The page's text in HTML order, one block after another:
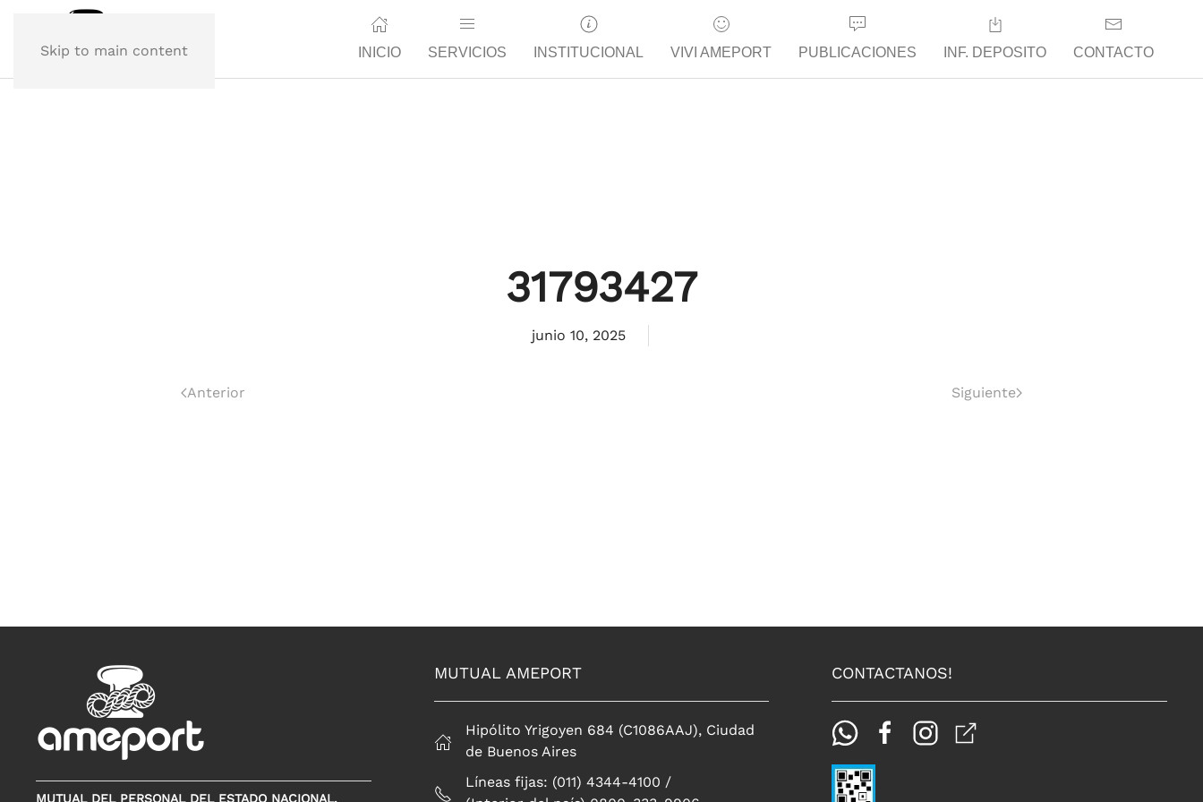
Skip to main content INICIO SERVICIOS INSTITUCIONAL VIVI AMEPORT PUBLICACIONES INF. DEPOSITO CONTACTO
31793427
junio 10, 2025
Anterior Siguiente
MUTUAL DEL PERSONAL DEL ESTADO NACIONAL,
MUTUAL AMEPORT
Hipólito Yrigoyen 684 (C1086AAJ), Ciudad
de Buenos Aires
Líneas fijas: (011) 4344-4100 /
CONTACTANOS!